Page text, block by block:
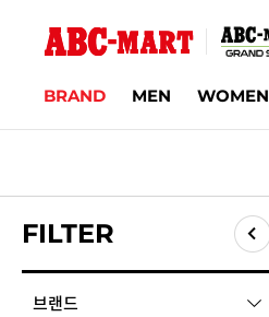
BRAND MEN WOMEN
FILTER
브랜드